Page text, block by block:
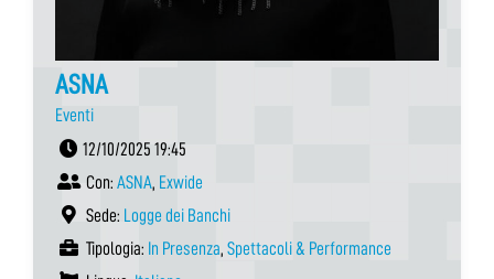
ASNA
Eventi
12/10/2025 19:45
Con: ASNA, Exwide
Sede: Logge dei Banchi
Tipologia: In Presenza, Spettacoli & Performance